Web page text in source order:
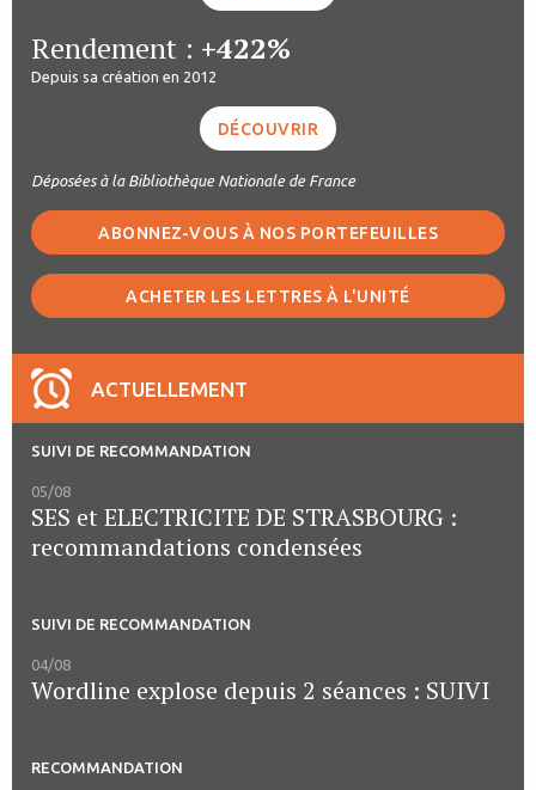
Rendement : +422%
Depuis sa création en 2012
DÉCOUVRIR
Déposées à la Bibliothèque Nationale de France
ABONNEZ-VOUS À NOS PORTEFEUILLES
ACHETER LES LETTRES À L'UNITÉ
ACTUELLEMENT
SUIVI DE RECOMMANDATION
05/08
SES et ELECTRICITE DE STRASBOURG :
recommandations condensées
SUIVI DE RECOMMANDATION
04/08
Wordline explose depuis 2 séances : SUIVI
RECOMMANDATION